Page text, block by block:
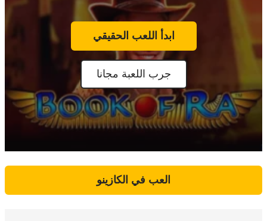
ابدأ اللعب الحقيقي
جرب اللعبة مجانا
العب في الكازينو